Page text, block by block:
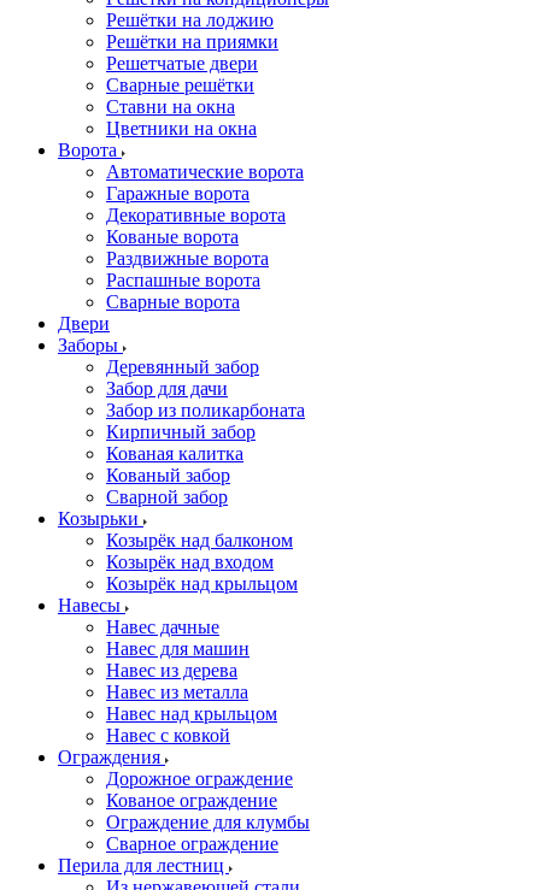
Решётки на лоджию
Решётки на приямки
Решетчатые двери
Сварные решётки
Ставни на окна
Цветники на окна
Ворота
Автоматические ворота
Гаражные ворота
Декоративные ворота
Кованые ворота
Раздвижные ворота
Распашные ворота
Сварные ворота
Двери
Заборы
Деревянный забор
Забор для дачи
Забор из поликарбоната
Кирпичный забор
Кованая калитка
Кованый забор
Сварной забор
Козырьки
Козырёк над балконом
Козырёк над входом
Козырёк над крыльцом
Навесы
Навес дачные
Навес для машин
Навес из дерева
Навес из металла
Навес над крыльцом
Навес с ковкой
Ограждения
Дорожное ограждение
Кованое ограждение
Ограждение для клумбы
Сварное ограждение
Перила для лестниц